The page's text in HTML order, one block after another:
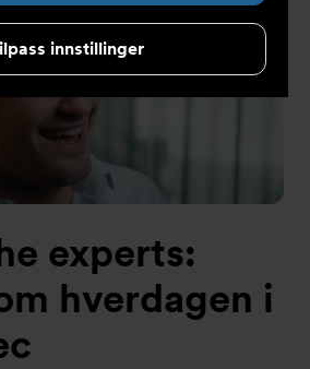
innstillinger
experts:
hverdagen i